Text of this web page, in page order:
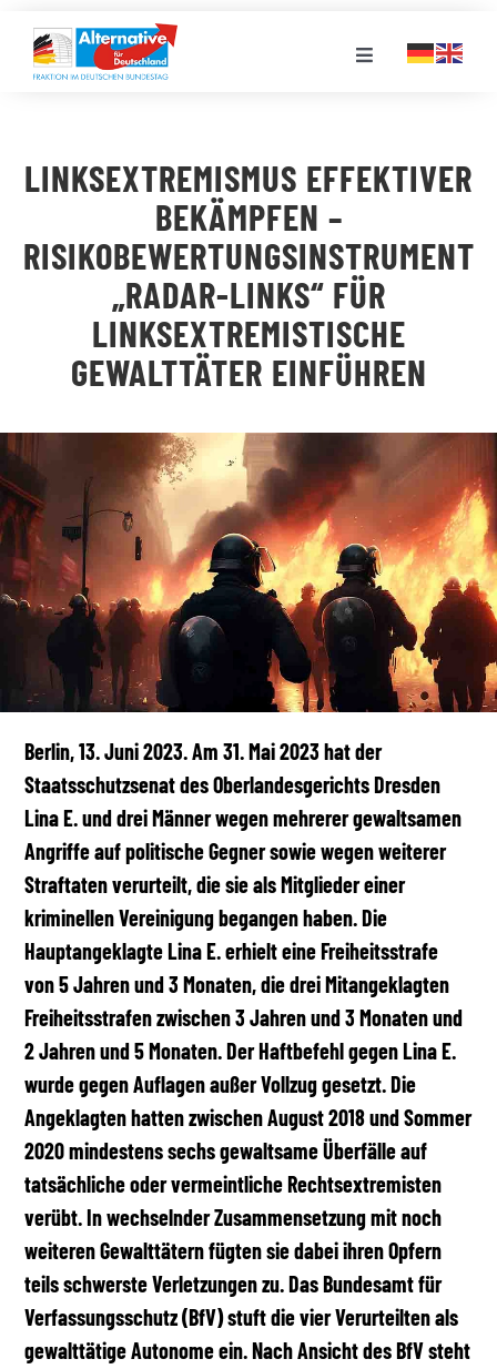
Inhalt
springen
Toggle
LANDESGRUPPEN
VERANSTALTUNGEN
MEDIATHEK
LINKSEXTREMISMUS EFFEKTIVER
BEKÄMPFEN –
RISIKOBEWERTUNGSINSTRUMENT
„RADAR-LINKS“ FÜR
LINKSEXTREMISTISCHE
GEWALTTÄTER EINFÜHREN
Berlin, 13. Juni 2023. Am 31. Mai 2023 hat der
Staatsschutzsenat des Oberlandesgerichts Dresden
Lina E. und drei Männer wegen mehrerer gewaltsamen
Angriffe auf politische Gegner sowie wegen weiterer
Straftaten verurteilt, die sie als Mitglieder einer
kriminellen Vereinigung begangen haben. Die
Hauptangeklagte Lina E. erhielt eine Freiheitsstrafe
von 5 Jahren und 3 Monaten, die drei Mitangeklagten
Freiheitsstrafen zwischen 3 Jahren und 3 Monaten und
2 Jahren und 5 Monaten. Der Haftbefehl gegen Lina E.
wurde gegen Auflagen außer Vollzug gesetzt. Die
Angeklagten hatten zwischen August 2018 und Sommer
2020 mindestens sechs gewaltsame Überfälle auf
tatsächliche oder vermeintliche Rechtsextremisten
verübt. In wechselnder Zusammensetzung mit noch
weiteren Gewalttätern fügten sie dabei ihren Opfern
teils schwerste Verletzungen zu. Das Bundesamt für
Verfassungsschutz (BfV) stuft die vier Verurteilten als
gewalttätige Autonome ein. Nach Ansicht des BfV steht